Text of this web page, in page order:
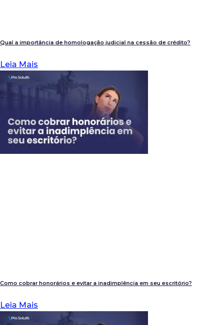
Qual a importância de homologação judicial na cessão de crédito?
Leia Mais
Como cobrar honorários e evitar a inadimplência em seu escritório?
Leia Mais